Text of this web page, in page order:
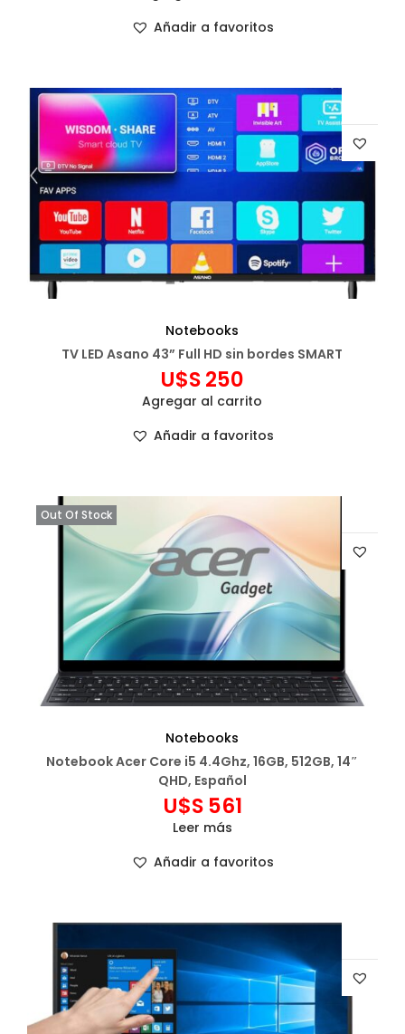
Añadir a favoritos
Notebooks
TV LED Asano 43” Full HD sin bordes SMART
U$S250
Agregar al carrito
Añadir a favoritos
Out Of Stock
Notebooks
Notebook Acer Core i5 4.4Ghz, 16GB, 512GB, 14″
QHD, Español
U$S561
Leer más
Añadir a favoritos